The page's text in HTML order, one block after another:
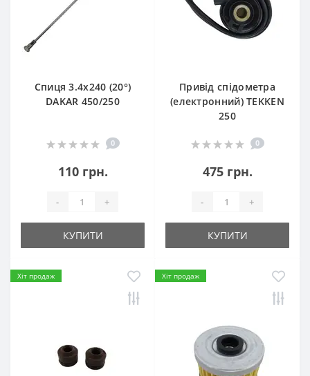
Спиця 3.4х240 (20°)
DAKAR 450/250
0
110 грн.
- +
КУПИТИ
Привід спідометра
(електронний) TEKKEN
250
0
475 грн.
- +
КУПИТИ
Хіт продаж Хіт продаж